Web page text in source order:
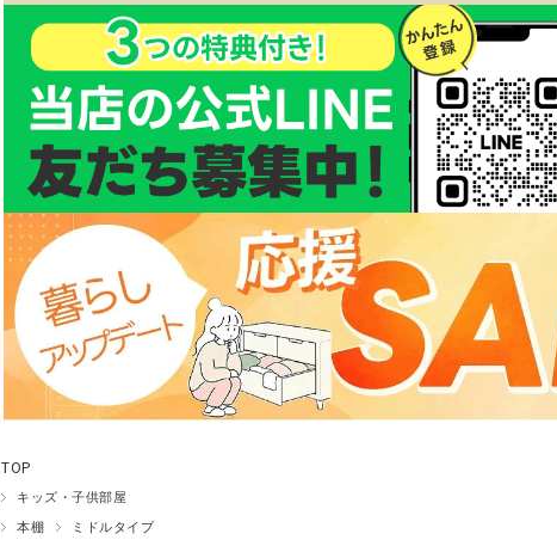
TOP
キッズ・子供部屋
本棚
ミドルタイプ